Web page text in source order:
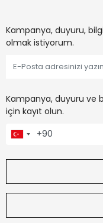
Kampanya, duyuru,
olmak istiyorum.
Kampanya, duyuru ve
için kayıt olun.